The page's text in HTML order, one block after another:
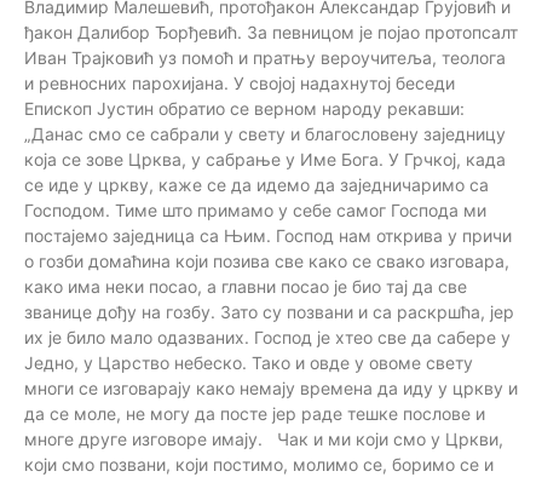
Владимир Малешевић, протођакон Александар Грујовић и
ђакон Далибор Ђорђевић. За певницом је појао протопсалт
Иван Трајковић уз помоћ и пратњу вероучитеља, теолога
и ревносних парохијана. У својој надахнутој беседи
Епископ Јустин обратио се верном народу рекавши:
„Данас смо се сабрали у свету и благословену заједницу
која се зове Црква, у сабрање у Име Бога. У Грчкој, када
се иде у цркву, каже се да идемо да заједничаримо са
Господом. Тиме што примамо у себе самог Господа ми
постајемо заједница са Њим. Господ нам открива у причи
о гозби домаћина који позива све како се свако изговара,
како има неки посао, а главни посао је био тај да све
званице дођу на гозбу. Зато су позвани и са раскршћа, јер
их је било мало одазваних. Господ је хтео све да сабере у
Једно, у Царство небеско. Тако и овде у овоме свету
многи се изговарају како немају времена да иду у цркву и
да се моле, не могу да посте јер раде тешке послове и
многе друге изговоре имају. Чак и ми који смо у Цркви,
који смо позвани, који постимо, молимо се, боримо се и